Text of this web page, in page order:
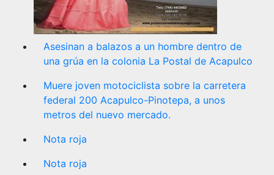
Asesinan a balazos a un hombre dentro de
una grúa en la colonia La Postal de Acapulco
Muere joven motociclista sobre la carretera
federal 200 Acapulco-Pinotepa, a unos
metros del nuevo mercado.
Nota roja
Nota roja